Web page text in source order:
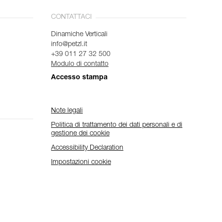
CONTATTACI
Dinamiche Verticali
info@petzl.it
+39 011 27 32 500
Modulo di contatto
Accesso stampa
Note legali
Politica di trattamento dei dati personali e di
gestione dei cookie
Accessibility Declaration
Impostazioni cookie